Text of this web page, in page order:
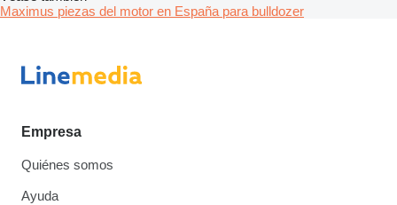
Maximus piezas del motor en España para bulldozer
Empresa
Quiénes somos
Ayuda